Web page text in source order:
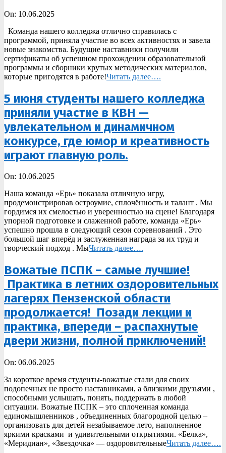
2025-
10
On: 10.06.2025
Команда нашего колледжа отлично справилась с
программой, приняла участие во всех активностях и завела
новые знакомства. Будущие наставники получили
сертификаты об успешном прохождении образовательной
программы и сборники крутых методических материалов,
которые пригодятся в работе!Читать далее….
5 июня студенты нашего колледжа
приняли участие в КВН —
увлекательном и динамичном
конкурсе, где юмор и креативность
играют главную роль.
2025-
10
On: 10.06.2025
Наша команда «Ерь» показала отличную игру,
продемонстрировав остроумие, сплочённость и талант . Мы
гордимся их смелостью и уверенностью на сцене! Благодаря
упорной подготовке и слаженной работе, команда «Ерь»
успешно прошла в следующий сезон соревнований . Это
большой шаг вперёд и заслуженная награда за их труд и
творческий подход . МыЧитать далее….
Вожатые ПСПК – самые лучшие!
Практика в летних оздоровительных
лагерях Пензенской области
продолжается! Позади лекции и
практика, впереди – распахнутые
двери жизни, полной приключений!
2025-
06
On: 06.06.2025
За короткое время студенты-вожатые стали для своих
подопечных не просто наставниками, а близкими друзьями ,
способными услышать, понять, поддержать в любой
ситуации. Вожатые ПСПК – это сплоченная команда
единомышленников , объединенных благородной целью –
организовать для детей незабываемое лето, наполненное
яркими красками и удивительными открытиями. «Белка»,
«Меридиан», «Звездочка» — оздоровительныеЧитать далее….